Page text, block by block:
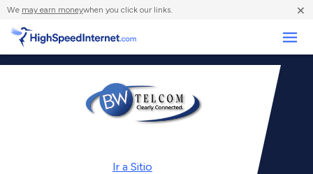
We may earn moneywhen you click our links. ×
Ir a Sitio